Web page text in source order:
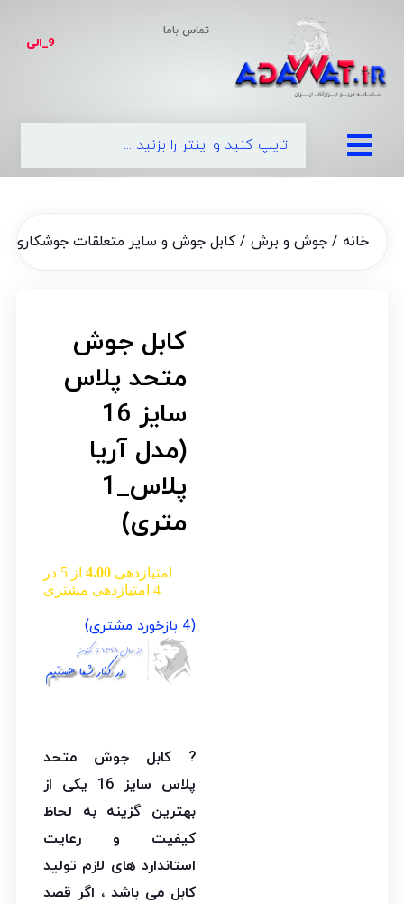
تماس باما
9_الی
خانه / جوش و برش/کابل جوش و سایر متعلقات جوشکاری
کابل جوش
متحد پلاس
سایز 16
(مدل آریا
پلاس_1
متری)
امتیازدهی4.00 از 5 در
4 امتیازدهی مشتری
(
4 بازخورد مشتری)
? کابل جوش متحد
پلاس سایز 16 یکی از
بهترین گزینه به لحاظ
کیفیت و رعایت
استاندارد های لازم تولید
کابل می باشد ، اگر قصد